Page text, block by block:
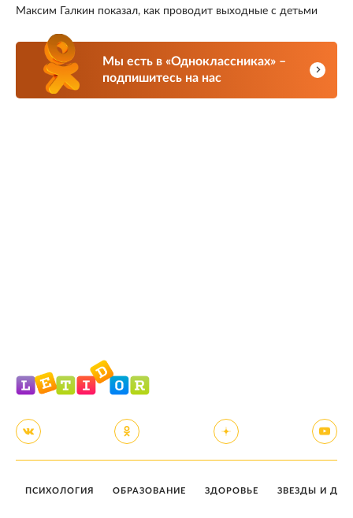
Максим Галкин показал, как проводит выходные с детьми
Мы есть в «Одноклассниках» –
подпишитесь на нас
ПСИХОЛОГИЯ ОБРАЗОВАНИЕ ЗДОРОВЬЕ ЗВЕЗДЫ И